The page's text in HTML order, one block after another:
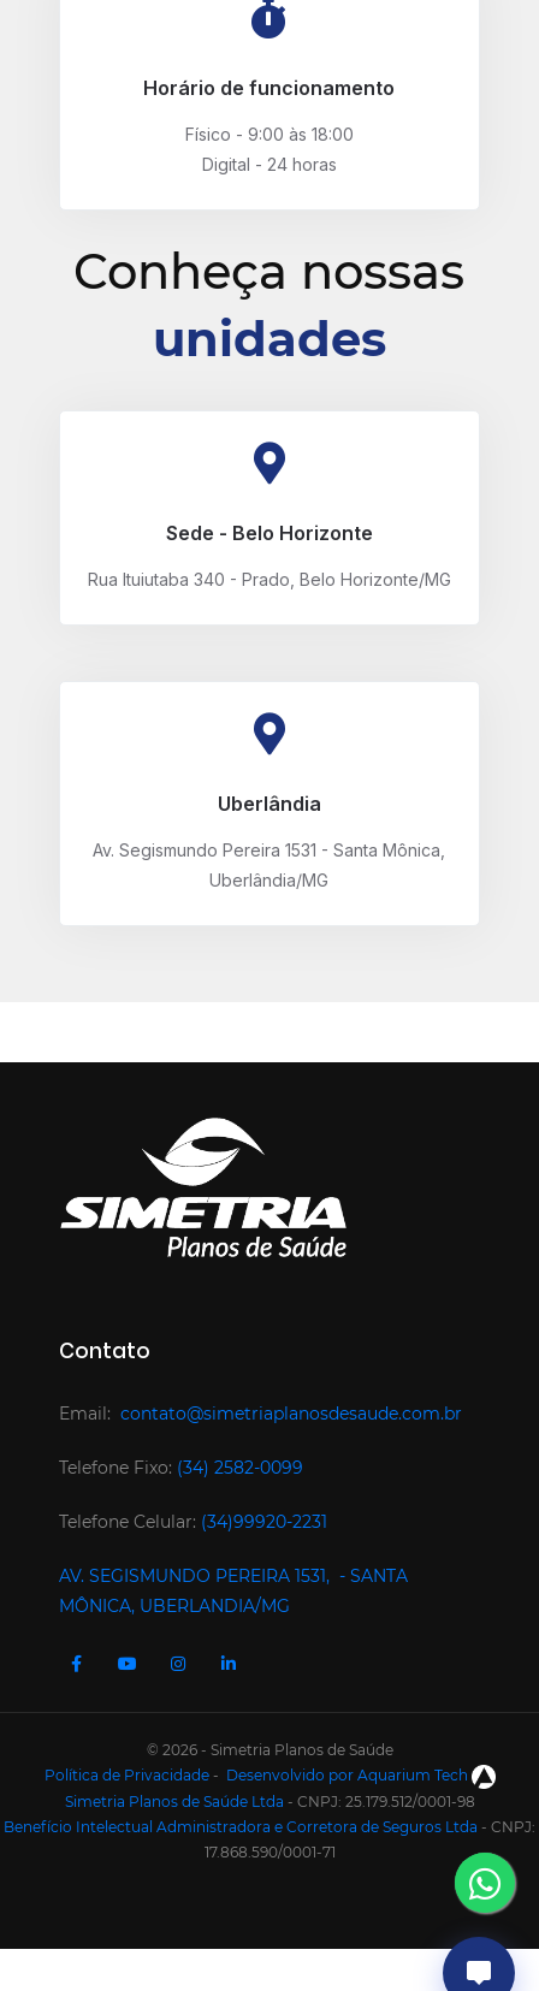
Horário de funcionamento
Físico - 9:00 às 18:00
Digital - 24 horas
Conheça nossas
unidades
Sede - Belo Horizonte
Rua Ituiutaba 340 - Prado, Belo Horizonte/MG
Uberlândia
Av. Segismundo Pereira 1531 - Santa Mônica,
Uberlândia/MG
Contato
Email: contato@simetriaplanosdesaude.com.br
Telefone Fixo: (34) 2582-0099
Telefone Celular: (34)99920-2231
AV. SEGISMUNDO PEREIRA 1531, - SANTA
MÔNICA, UBERLANDIA/MG
© 2026 - Simetria Planos de Saúde
Política de Privacidade- Desenvolvido por Aquarium Tech
Simetria Planos de Saúde Ltda - CNPJ: 25.179.512/0001-98
Benefício Intelectual Administradora e Corretora de Seguros Ltda - CNPJ:
17.868.590/0001-71